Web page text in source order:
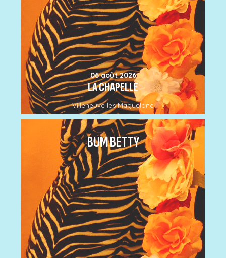
06 août 2026
LA CHAPELLE
Villeneuve les Maguelone
BUM BETTY